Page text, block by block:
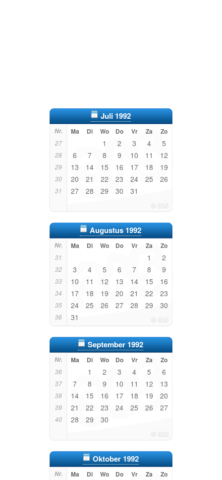
Juli 1992
Nr. Ma Di Wo Do Vr Za Zo
27 1 2 3 4 5
28 6 7 8 9 10 11 12
29 13 14 15 16 17 18 19
30 20 21 22 23 24 25 26
31 27 28 29 30 31
Augustus 1992
Nr. Ma Di Wo Do Vr Za Zo
31 1 2
32 3 4 5 6 7 8 9
33 10 11 12 13 14 15 16
34 17 18 19 20 21 22 23
35 24 25 26 27 28 29 30
36 31
September 1992
Nr. Ma Di Wo Do Vr Za Zo
36 1 2 3 4 5 6
37 7 8 9 10 11 12 13
38 14 15 16 17 18 19 20
39 21 22 23 24 25 26 27
40 28 29 30
Oktober 1992
Nr. Ma Di Wo Do Vr Za Zo